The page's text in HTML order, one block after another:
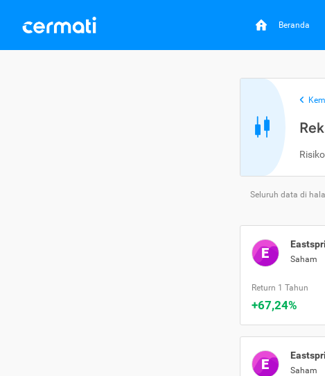
Beranda
Seluruh data di
E Saham
Return 1 Tahun
+67,24%
E Saham